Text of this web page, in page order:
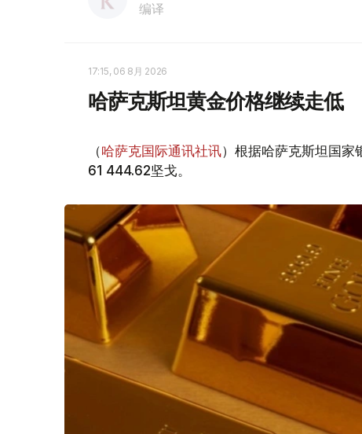
编译
17:15, 06 8月 2026
哈萨克斯坦黄金价格继续走低
（哈萨克国际通讯社讯）根据哈萨克斯坦国
61 444.62坚戈。